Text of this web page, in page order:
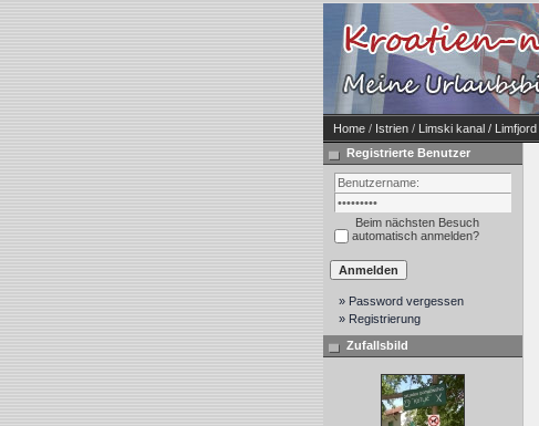
Home / Istrien / Limski kanal / Limfjord
Registrierte Benutzer
Beim nächsten Besuch
automatisch anmelden?
» Password vergessen
» Registrierung
Zufallsbild